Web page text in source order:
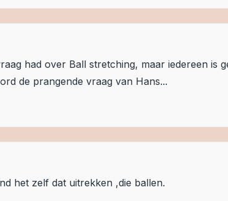
had over Ball stretching, maar iedereen is
de prangende vraag van Hans...
het zelf dat uitrekken ,die ballen.